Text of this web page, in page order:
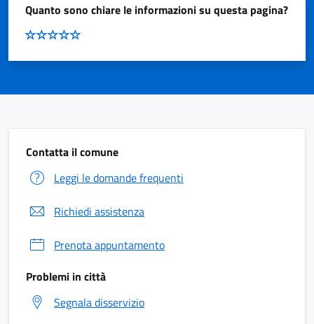
Quanto sono chiare le informazioni su questa pagina?
Contatta il comune
Leggi le domande frequenti
Richiedi assistenza
Prenota appuntamento
Problemi in città
Segnala disservizio